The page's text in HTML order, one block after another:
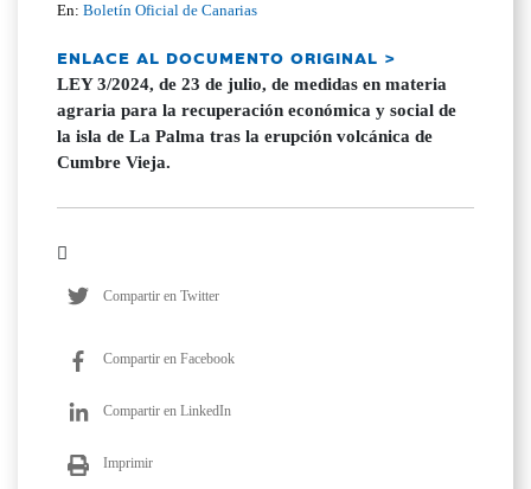
En:Boletín Oficial de Canarias
ENLACE AL DOCUMENTO ORIGINAL >
LEY 3/2024, de 23 de julio, de medidas en materia
agraria para la recuperación económica y social de
la isla de La Palma tras la erupción volcánica de
Cumbre Vieja.
Compartir en Twitter
Compartir en Facebook
Compartir en LinkedIn
Imprimir